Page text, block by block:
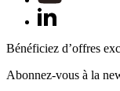
Bénéficiez d’offres
Abonnez-vous à la